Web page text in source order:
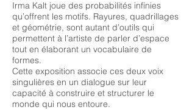
Irma Kalt joue des probabilités infinies
qu’offrent les motifs. Rayures, quadrillages
et géométrie, sont autant d’outils qui
permettent à l’artiste de parler d’espace
tout en élaborant un vocabulaire de
formes.
Cette exposition associe ces deux voix
singulières en un dialogue sur leur
capacité à construire et structurer le
monde qui nous entoure.